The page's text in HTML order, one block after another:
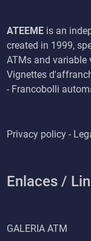
ATEEME is an
created in 1999,
ATMs and variable
Vignettes
- Francobolli
Privacy policy -
Enlaces /
GALERIA ATM